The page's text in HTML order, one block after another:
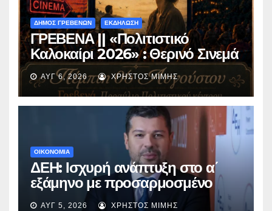
ΔΗΜΟΣ ΓΡΕΒΕΝΩΝ ΕΚΔΗΛΩΣΗ
ΓΡΕΒΕΝΑ || «Πολιτιστικό
Καλοκαίρι 2026» : Θερινό Σινεμά
με την βραβευμένη ταινία
«Μικρές Ανάσες».
ΑΥΓ 6, 2026 ΧΡΉΣΤΟΣ ΜΊΜΗΣ
ΟΙΚΟΝΟΜΙΑ
ΔΕΗ: Ισχυρή ανάπτυξη στο α΄
εξάμηνο με προσαρμοσμένο
EBITDA στα €1,2 δισ.
ΑΥΓ 5, 2026 ΧΡΉΣΤΟΣ ΜΊΜΗΣ